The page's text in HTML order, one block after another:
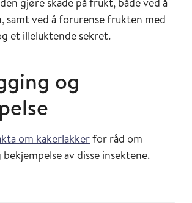
samt ved å forurense frukten med
et illeluktende sekret.
og
om kakerlakkerfor råd om
av disse insektene.